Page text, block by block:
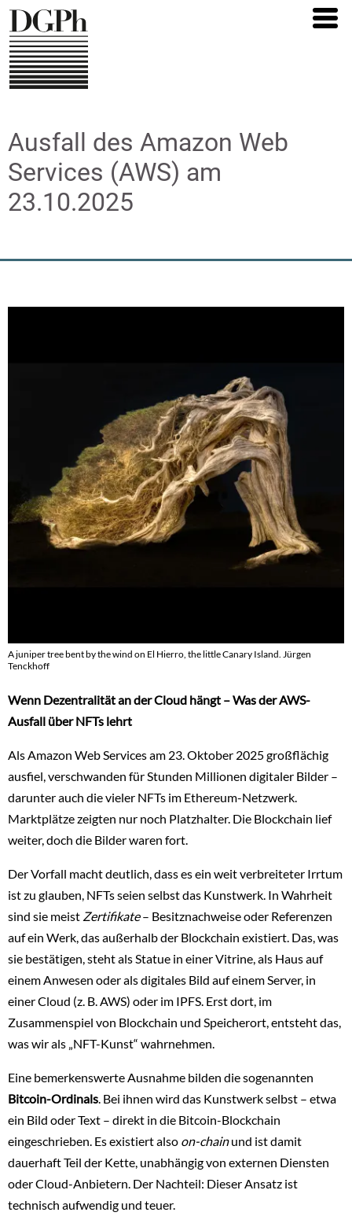
Direkt
zum
Inhalt
Ausfall des Amazon Web
Services (AWS) am
23.10.2025
A juniper tree bent by the wind on El Hierro, the little Canary Island. Jürgen
Tenckhoff
Wenn Dezentralität an der Cloud hängt – Was der AWS-
Ausfall über NFTs lehrt
Als Amazon Web Services am 23. Oktober 2025 großflächig
ausfiel, verschwanden für Stunden Millionen digitaler Bilder –
darunter auch die vieler NFTs im Ethereum-Netzwerk.
Marktplätze zeigten nur noch Platzhalter. Die Blockchain lief
weiter, doch die Bilder waren fort.
Der Vorfall macht deutlich, dass es ein weit verbreiteter Irrtum
ist zu glauben, NFTs seien selbst das Kunstwerk. In Wahrheit
sind sie meist Zertifikate– Besitznachweise oder Referenzen
auf ein Werk, das außerhalb der Blockchain existiert. Das, was
sie bestätigen, steht als Statue in einer Vitrine, als Haus auf
einem Anwesen oder als digitales Bild auf einem Server, in
einer Cloud (z. B. AWS) oder im IPFS. Erst dort, im
Zusammenspiel von Blockchain und Speicherort, entsteht das,
was wir als „NFT-Kunst“ wahrnehmen.
Eine bemerkenswerte Ausnahme bilden die sogenannten
Bitcoin-Ordinals . Bei ihnen wird das Kunstwerk selbst – etwa
ein Bild oder Text – direkt in die Bitcoin-Blockchain
eingeschrieben. Es existiert also on-chainund ist damit
dauerhaft Teil der Kette, unabhängig von externen Diensten
oder Cloud-Anbietern. Der Nachteil: Dieser Ansatz ist
technisch aufwendig und teuer.